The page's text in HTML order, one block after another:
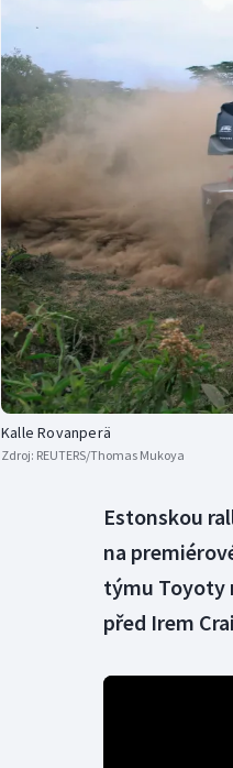
Kalle Rovanperä
Zdroj: REUTERS/Thomas Mukoya
Estonskou
na
týmu Toyoty
před Irem